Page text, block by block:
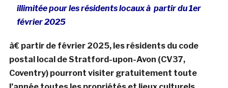
illimitée pour les résidents locaux à partir du 1er
février 2025
à€ partir de février 2025, les résidents du code
postal local de Stratford-upon-Avon (CV37,
Coventry) pourront visiter gratuitement toute